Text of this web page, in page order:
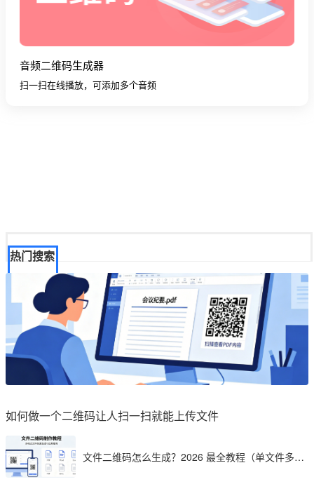
音频二维码生成器
扫一扫在线播放，可添加多个音频
热门搜索
如何做一个二维码让人扫一扫就能上传文件
文件二维码怎么生成？2026 最全教程（单文件多文